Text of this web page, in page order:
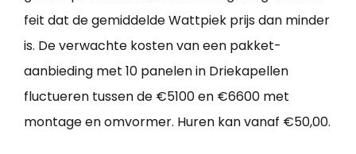
feit dat de gemiddelde Wattpiek prijs dan minder
is. De verwachte kosten van een pakket-
aanbieding met 10 panelen in Driekapellen
fluctueren tussen de €5100 en €6600 met
montage en omvormer. Huren kan vanaf €50,00.